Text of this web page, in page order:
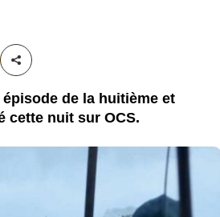
Partager cet article
de la huitième et
cette nuit sur OCS.